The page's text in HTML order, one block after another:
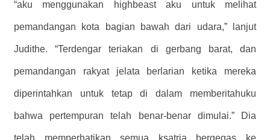
“aku menggunakan highbeast aku untuk melihat
pemandangan kota bagian bawah dari udara,” lanjut
Judithe. “Terdengar teriakan di gerbang barat, dan
pemandangan rakyat jelata berlarian ketika mereka
diperintahkan untuk tetap di dalam memberitahuku
bahwa pertempuran telah benar-benar dimulai.” Dia
telah memperhatikan semua ksatria bergegas ke